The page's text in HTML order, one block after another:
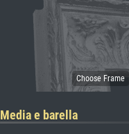
Media e barella